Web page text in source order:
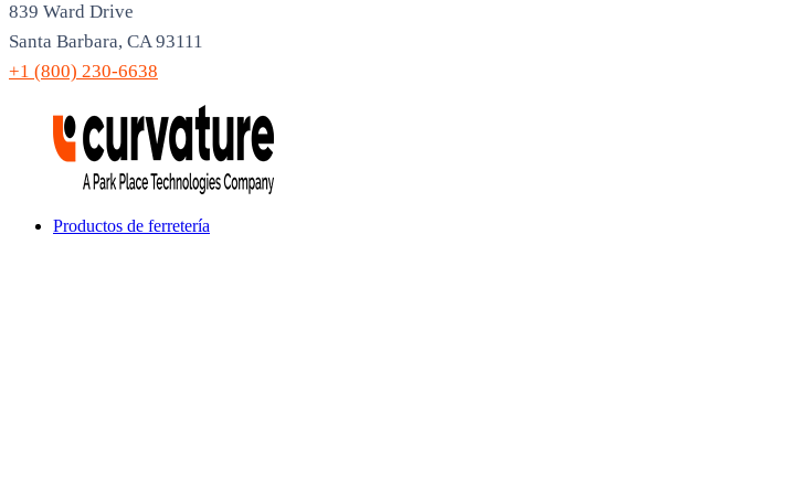
839 Ward Drive
Santa Barbara, CA 93111
+1 (800) 230-6638
Productos de ferretería